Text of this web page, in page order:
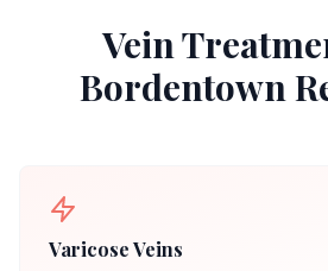
Vein
Bordentown
Varicose Veins